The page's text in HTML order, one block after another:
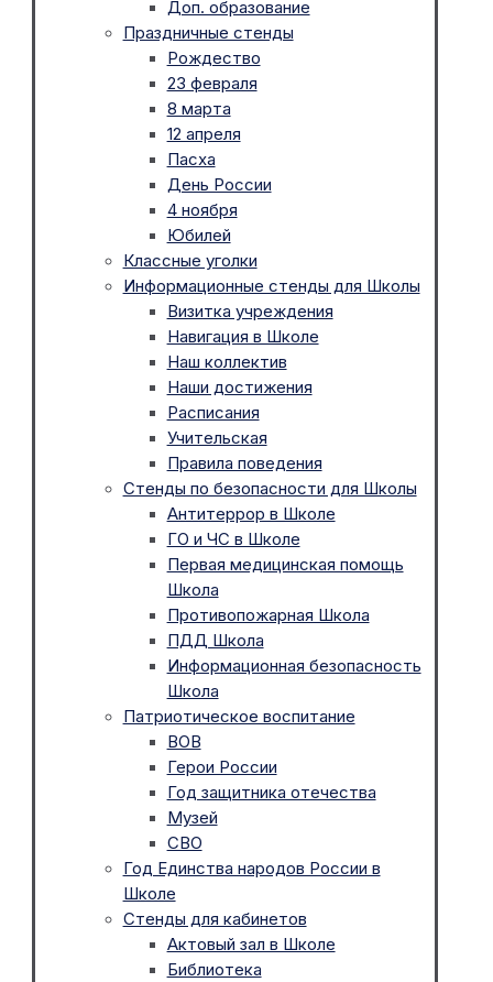
Доп. образование
Праздничные стенды
Рождество
23 февраля
8 марта
12 апреля
Пасха
День России
4 ноября
Юбилей
Классные уголки
Информационные стенды для Школы
Визитка учреждения
Навигация в Школе
Наш коллектив
Наши достижения
Расписания
Учительская
Правила поведения
Стенды по безопасности для Школы
Антитеррор в Школе
ГО и ЧС в Школе
Первая медицинская помощь
Школа
Противопожарная Школа
ПДД Школа
Информационная безопасность
Школа
Патриотическое воспитание
ВОВ
Герои России
Год защитника отечества
Музей
СВО
Год Единства народов России в
Школе
Стенды для кабинетов
Актовый зал в Школе
Библиотека